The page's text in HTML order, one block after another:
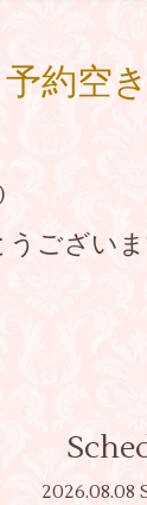
予約空
うござい
2026.08.08